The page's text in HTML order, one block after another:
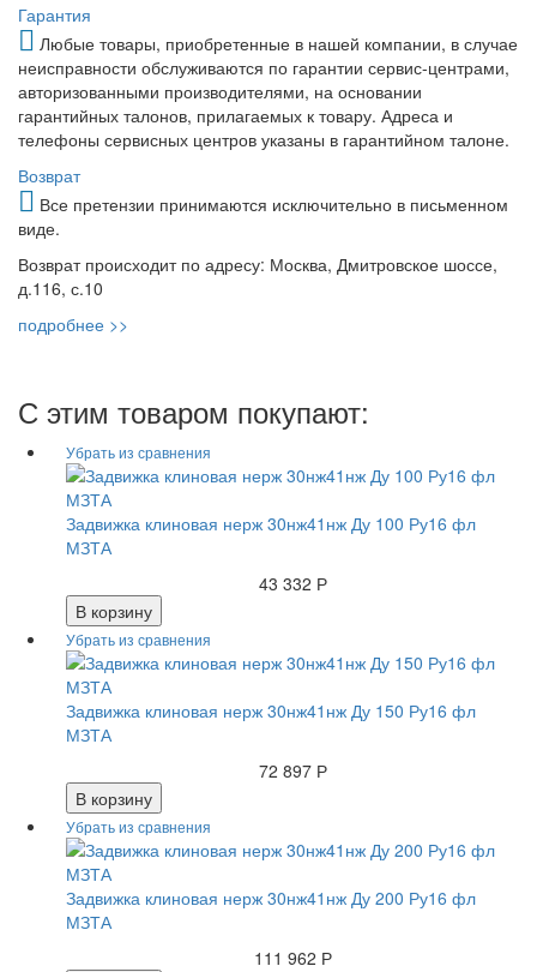
Гарантия
Любые товары, приобретенные в нашей компании, в случае
неисправности обслуживаются по гарантии сервис-центрами,
авторизованными производителями, на основании
гарантийных талонов, прилагаемых к товару. Адреса и
телефоны сервисных центров указаны в гарантийном талоне.
Возврат
Все претензии принимаются исключительно в письменном
виде.
Возврат происходит по адресу: Москва, Дмитровское шоссе,
д.116, с.10
подробнее >>
С этим товаром покупают:
Задвижка клиновая нерж 30нж41нж Ду 100 Ру16 фл
МЗТА
43 332 Р
В корзину
Задвижка клиновая нерж 30нж41нж Ду 150 Ру16 фл
МЗТА
72 897 Р
В корзину
Задвижка клиновая нерж 30нж41нж Ду 200 Ру16 фл
МЗТА
111 962 Р